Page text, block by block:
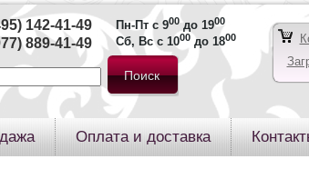
142-41-49
889-41-49
Пн-Пт с 900до 1900
Сб, Вс с 1000до 1800
Оплата и доставка